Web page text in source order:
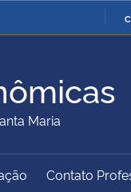
Ministério da Defesa
Ministério da Cidadania
Ministério do
Maria
Contato